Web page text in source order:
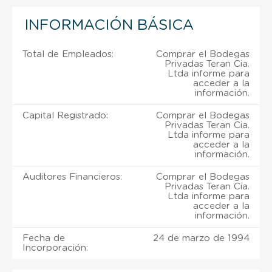
INFORMACIÓN BÁSICA
Total de Empleados:
Comprar el Bodegas
Privadas Teran Cia.
Ltda informe para
acceder a la
información.
Capital Registrado:
Comprar el Bodegas
Privadas Teran Cia.
Ltda informe para
acceder a la
información.
Auditores Financieros:
Comprar el Bodegas
Privadas Teran Cia.
Ltda informe para
acceder a la
información.
Fecha de
Incorporación:
24 de marzo de 1994